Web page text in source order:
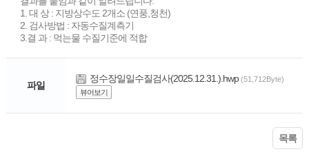
1. 대 상 : 지방상수도 2개소 (연풍,청천)
2. 검사방법 : 자동수질계측기
3.결 과 : 먹는물 수질기준에 적합
파일
정수장일일수질검사(2025.12.31.).hwp (51,712Byte)
뷰어보기
목록